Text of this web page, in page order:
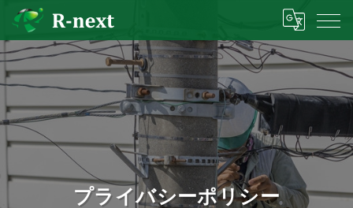
プライバシーポリシー